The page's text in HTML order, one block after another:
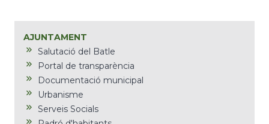
AJUNTAMENT
Salutació del Batle
Portal de transparència
Documentació municipal
Urbanisme
Serveis Socials